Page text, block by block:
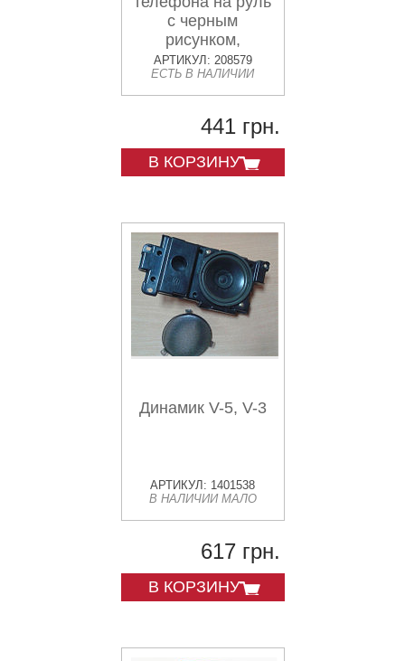
с черным
рисунком,
крепление под
зеркало + USB
зарядка (миним.
размер телефона
60*124мм, макс.
размер 80*160мм)
АРТИКУЛ: 208579
ЕСТЬ В НАЛИЧИИ
441 грн.
В КОРЗИНУ
Динамик V-5, V-3
АРТИКУЛ: 1401538
В НАЛИЧИИ МАЛО
617 грн.
В КОРЗИНУ